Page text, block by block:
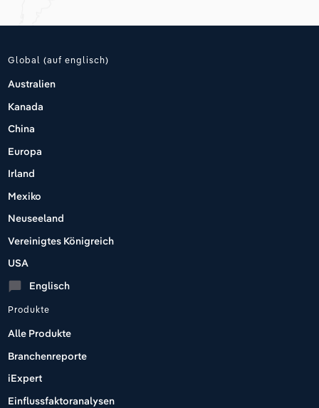
Global (auf englisch)
Australien
Kanada
China
Europa
Irland
Mexiko
Neuseeland
Vereinigtes Königreich
USA
chat_bubble Englisch
Produkte
Alle Produkte
Branchenreporte
iExpert
Einflussfaktoranalysen